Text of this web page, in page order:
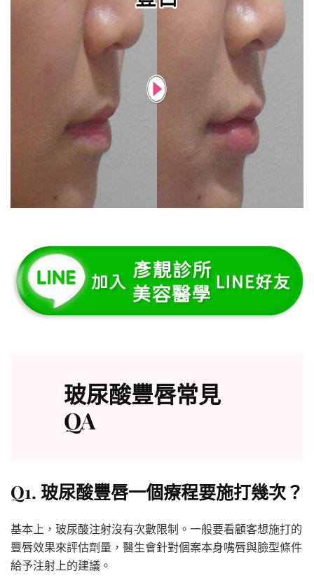
玻尿酸豐唇常見
QA
Q1. 玻尿酸豐唇一個療程要施打幾次？
基本上，玻尿酸注射沒有次數限制。一般要看顧客想施打的
豐唇效果來評估劑量，醫生會針對個案本身嘴唇與臉型條件
給予注射上的建議。